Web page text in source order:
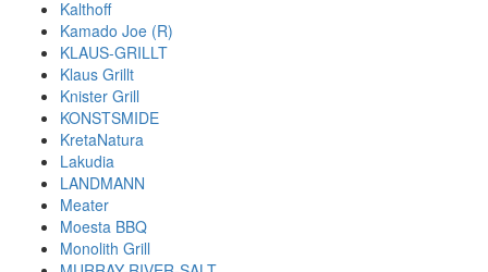
Kalthoff
Kamado Joe (R)
KLAUS-GRILLT
Klaus Grillt
Knister Grill
KONSTSMIDE
KretaNatura
Lakudia
LANDMANN
Meater
Moesta BBQ
Monolith Grill